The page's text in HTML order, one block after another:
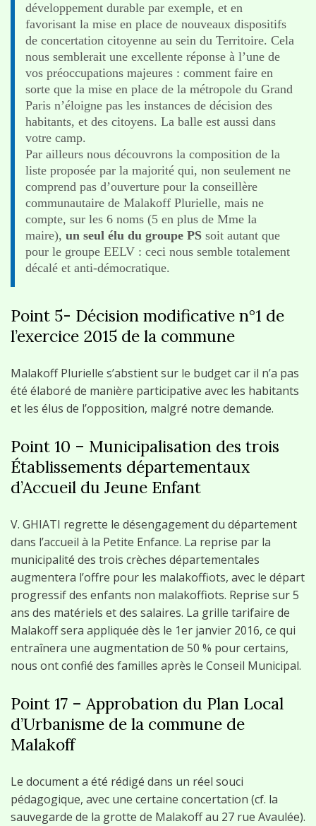
développement durable par exemple, et en
favorisant la mise en place de nouveaux dispositifs
de concertation citoyenne au sein du Territoire. Cela
nous semblerait une excellente réponse à l’une de
vos préoccupations majeures : comment faire en
sorte que la mise en place de la métropole du Grand
Paris n’éloigne pas les instances de décision des
habitants, et des citoyens. La balle est aussi dans
votre camp.
Par ailleurs nous découvrons la composition de la
liste proposée par la majorité qui, non seulement ne
comprend pas d’ouverture pour la conseillère
communautaire de Malakoff Plurielle, mais ne
compte, sur les 6 noms (5 en plus de Mme la
maire), un seul élu du groupe PS soit autant que
pour le groupe EELV : ceci nous semble totalement
décalé et anti-démocratique.
Point 5- Décision modificative n°1 de
l’exercice 2015 de la commune
Malakoff Plurielle s’abstient sur le budget car il n’a pas
été élaboré de manière participative avec les habitants
et les élus de l’opposition, malgré notre demande.
Point 10 – Municipalisation des trois
Établissements départementaux
d’Accueil du Jeune Enfant
V. GHIATI regrette le désengagement du département
dans l’accueil à la Petite Enfance. La reprise par la
municipalité des trois crèches départementales
augmentera l’offre pour les malakoffiots, avec le départ
progressif des enfants non malakoffiots. Reprise sur 5
ans des matériels et des salaires. La grille tarifaire de
Malakoff sera appliquée dès le 1er janvier 2016, ce qui
entraînera une augmentation de 50 % pour certains,
nous ont confié des familles après le Conseil Municipal.
Point 17 – Approbation du Plan Local
d’Urbanisme de la commune de
Malakoff
Le document a été rédigé dans un réel souci
pédagogique, avec une certaine concertation (cf. la
sauvegarde de la grotte de Malakoff au 27 rue Avaulée).